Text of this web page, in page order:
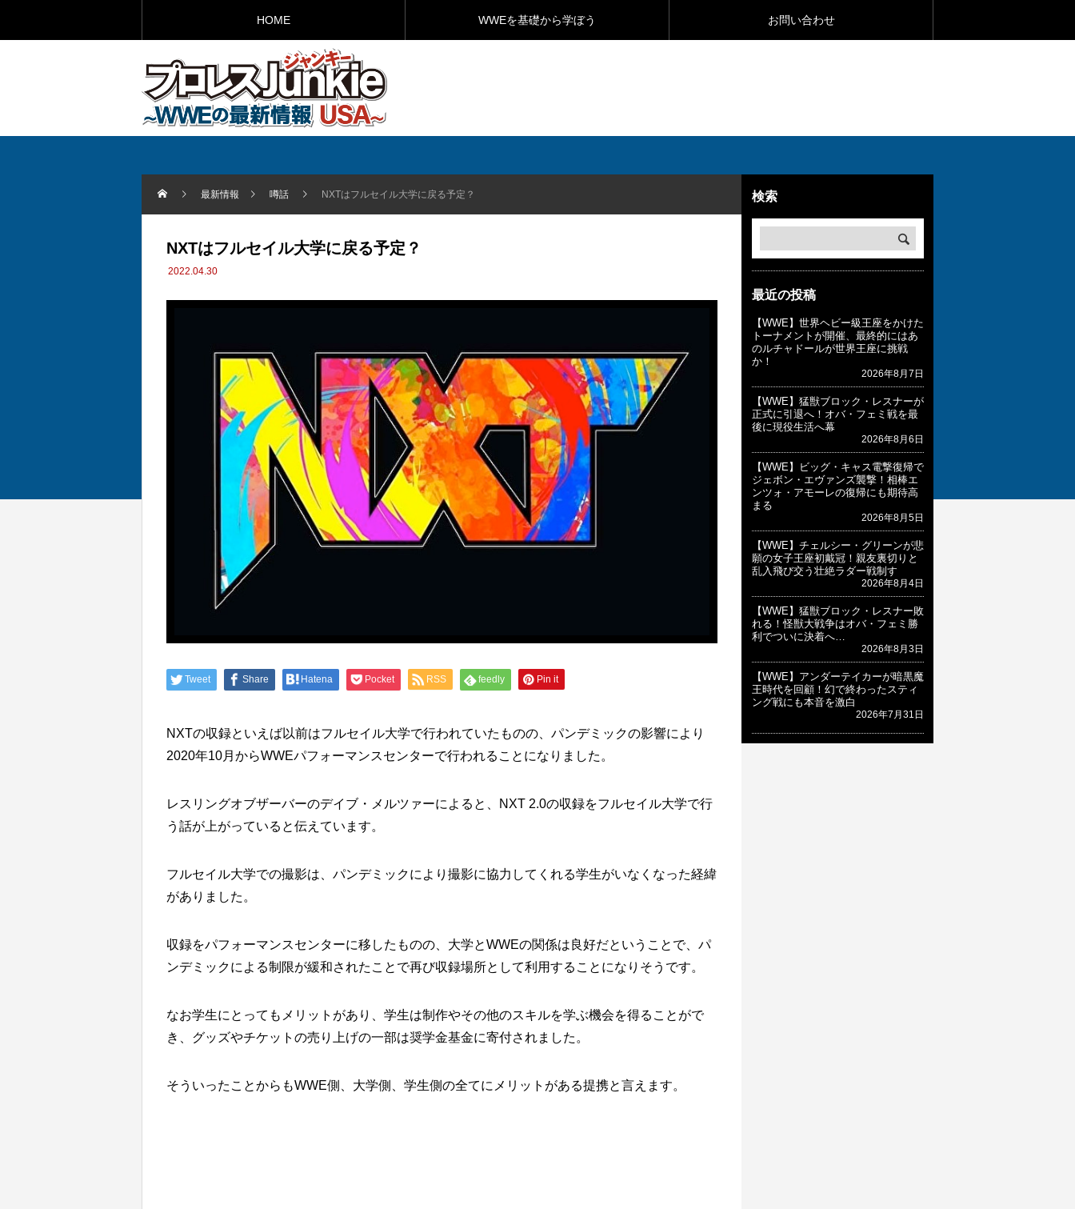
HOME WWEを基礎から学ぼう お問い合わせ
最新情報 噂話 NXTはフルセイル大学に戻る予定？
NXTはフルセイル大学に戻る予定？
2022.04.30
Tweet Share Hatena Pocket RSS feedly Pin it
NXTの収録といえば以前はフルセイル大学で行われていたものの、パンデミックの影響により
2020年10月からWWEパフォーマンスセンターで行われることになりました。
レスリングオブザーバーのデイブ・メルツァーによると、NXT 2.0の収録をフルセイル大学で行
う話が上がっていると伝えています。
フルセイル大学での撮影は、パンデミックにより撮影に協力してくれる学生がいなくなった経緯
がありました。
収録をパフォーマンスセンターに移したものの、大学とWWEの関係は良好だということで、パ
ンデミックによる制限が緩和されたことで再び収録場所として利用することになりそうです。
なお学生にとってもメリットがあり、学生は制作やその他のスキルを学ぶ機会を得ることがで
き、グッズやチケットの売り上げの一部は奨学金基金に寄付されました。
そういったことからもWWE側、大学側、学生側の全てにメリットがある提携と言えます。
検索
最近の投稿
【WWE】世界ヘビー級王座をかけた
トーナメントが開催、最終的にはあ
のルチャドールが世界王座に挑戦
か！
2026年8月7日
【WWE】猛獣ブロック・レスナーが
正式に引退へ！オバ・フェミ戦を最
後に現役生活へ幕
2026年8月6日
【WWE】ビッグ・キャス電撃復帰で
ジェボン・エヴァンズ襲撃！相棒エ
ンツォ・アモーレの復帰にも期待高
まる
2026年8月5日
【WWE】チェルシー・グリーンが悲
願の女子王座初戴冠！親友裏切りと
乱入飛び交う壮絶ラダー戦制す
2026年8月4日
【WWE】猛獣ブロック・レスナー敗
れる！怪獣大戦争はオバ・フェミ勝
利でついに決着へ…
2026年8月3日
【WWE】アンダーテイカーが暗黒魔
王時代を回顧！幻で終わったスティ
ング戦にも本音を激白
2026年7月31日